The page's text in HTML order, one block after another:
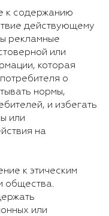
к содержанию
действующему
рекламные
или
которая
о
нормы,
и избегать
или
на
к этическим
общества.
или